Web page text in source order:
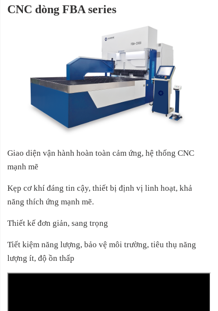
CNC dòng FBA series
Giao diện vận hành hoàn toàn cảm ứng, hệ thống CNC
mạnh mẽ
Kẹp cơ khí đáng tin cậy, thiết bị định vị linh hoạt, khả
năng thích ứng mạnh mẽ.
Thiết kế đơn giản, sang trọng
Tiết kiệm năng lượng, bảo vệ môi trường, tiêu thụ năng
lượng ít, độ ồn thấp